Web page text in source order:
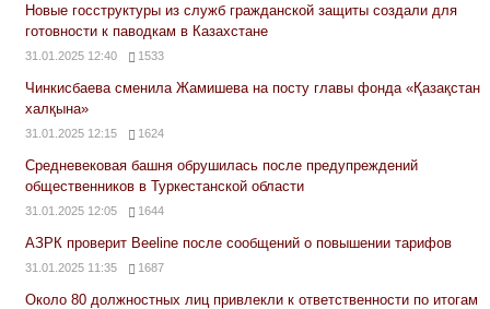
Новые госструктуры из служб гражданской защиты создали для
готовности к паводкам в Казахстане
31.01.2025 12:40 1533
Чинкисбаева сменила Жамишева на посту главы фонда «Қазақстан
халқына»
31.01.2025 12:15 1624
Средневековая башня обрушилась после предупреждений
общественников в Туркестанской области
31.01.2025 12:05 1644
АЗРК проверит Beeline после сообщений о повышении тарифов
31.01.2025 11:35 1687
Около 80 должностных лиц привлекли к ответственности по итогам